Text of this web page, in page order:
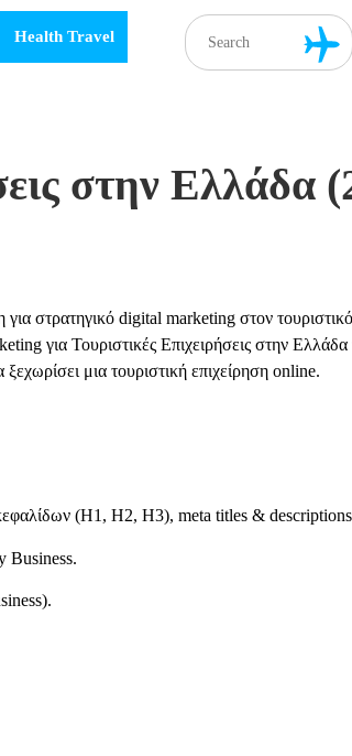
Health Travel
στην Ελλάδα
στρατηγικό digital marketing στον
για Τουριστικές Επιχειρήσεις στην
μια τουριστική επιχείρηση online.
(H1, H2, H3), meta titles &
Business.